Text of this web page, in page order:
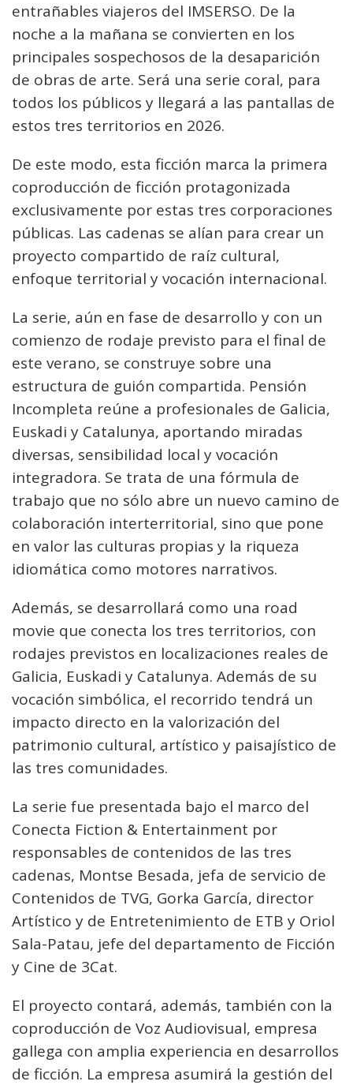
entrañables viajeros del IMSERSO. De la
noche a la mañana se convierten en los
principales sospechosos de la desaparición
de obras de arte. Será una serie coral, para
todos los públicos y llegará a las pantallas de
estos tres territorios en 2026.
De este modo, esta ficción marca la primera
coproducción de ficción protagonizada
exclusivamente por estas tres corporaciones
públicas. Las cadenas se alían para crear un
proyecto compartido de raíz cultural,
enfoque territorial y vocación internacional.
La serie, aún en fase de desarrollo y con un
comienzo de rodaje previsto para el final de
este verano, se construye sobre una
estructura de guión compartida. Pensión
Incompleta reúne a profesionales de Galicia,
Euskadi y Catalunya, aportando miradas
diversas, sensibilidad local y vocación
integradora. Se trata de una fórmula de
trabajo que no sólo abre un nuevo camino de
colaboración interterritorial, sino que pone
en valor las culturas propias y la riqueza
idiomática como motores narrativos.
Además, se desarrollará como una road
movie que conecta los tres territorios, con
rodajes previstos en localizaciones reales de
Galicia, Euskadi y Catalunya. Además de su
vocación simbólica, el recorrido tendrá un
impacto directo en la valorización del
patrimonio cultural, artístico y paisajístico de
las tres comunidades.
La serie fue presentada bajo el marco del
Conecta Fiction & Entertainment por
responsables de contenidos de las tres
cadenas, Montse Besada, jefa de servicio de
Contenidos de TVG, Gorka García, director
Artístico y de Entretenimiento de ETB y Oriol
Sala-Patau, jefe del departamento de Ficción
y Cine de 3Cat.
El proyecto contará, además, también con la
coproducción de Voz Audiovisual, empresa
gallega con amplia experiencia en desarrollos
de ficción. La empresa asumirá la gestión del